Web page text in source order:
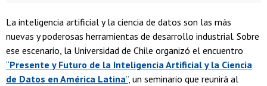
La inteligencia artificial y la ciencia de datos son las más
nuevas y poderosas herramientas de desarrollo industrial. Sobre
ese escenario, la Universidad de Chile organizó el encuentro
“Presente y Futuro de la Inteligencia Artificial y la Ciencia
de Datos en América Latina”, un seminario que reunirá al